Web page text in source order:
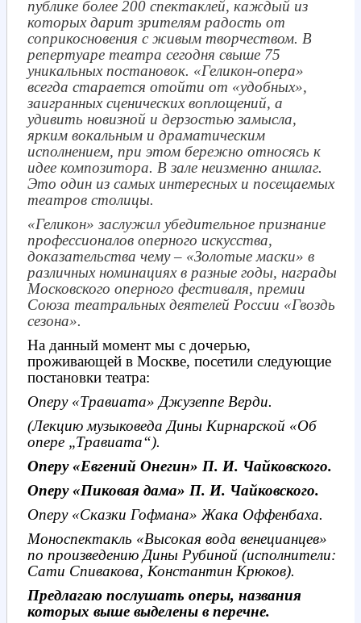
публике более 200 спектаклей, каждый из
которых дарит зрителям радость от
соприкосновения с живым творчеством. В
репертуаре театра сегодня свыше 75
уникальных постановок. «Геликон-опера»
всегда старается отойти от «удобных»,
заигранных сценических воплощений, а
удивить новизной и дерзостью замысла,
ярким вокальным и драматическим
исполнением, при этом бережно относясь к
идее композитора. В зале неизменно аншлаг.
Это один из самых интересных и посещаемых
театров столицы.
«Геликон» заслужил убедительное признание
профессионалов оперного искусства,
доказательства чему – «Золотые маски» в
различных номинациях в разные годы, награды
Московского оперного фестиваля, премии
Союза театральных деятелей России «Гвоздь
сезона».
На данный момент мы с дочерью,
проживающей в Москве, посетили следующие
постановки театра:
Оперу «Травиата» Джузеппе Верди.
(Лекцию музыковеда Дины Кирнарской «Об
опере „Травиата“).
Оперу «Евгений Онегин» П. И. Чайковского.
Оперу «Пиковая дама» П. И. Чайковского.
Оперу «Сказки Гофмана» Жака Оффенбаха.
Моноспектакль «Высокая вода венецианцев»
по произведению Дины Рубиной (исполнители:
Сати Спивакова, Константин Крюков).
Предлагаю послушать оперы, названия
которых выше выделены в перечне.